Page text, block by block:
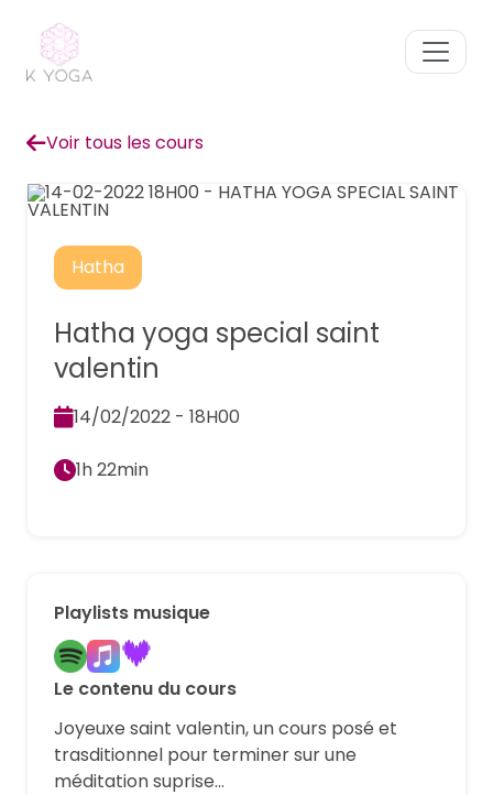
Voir tous les cours
Hatha
Hatha yoga special saint
valentin
14/02/2022 - 18H00
1h 22min
Playlists musique
Le contenu du cours
Joyeuxe saint valentin, un cours posé et
trasditionnel pour terminer sur une
méditation suprise...